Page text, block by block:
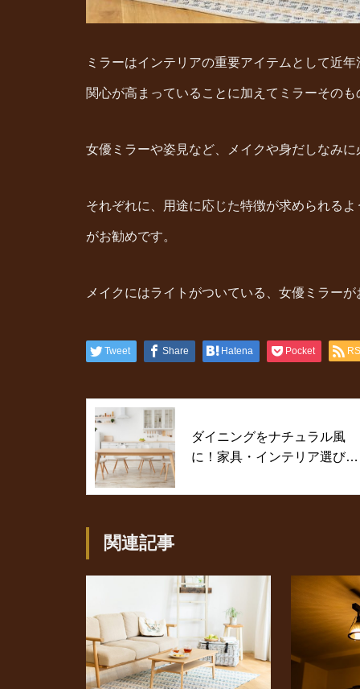
ミラーはインテリアの重要アイテムとして近
関心が高まっていることに加えてミラーその
女優ミラーや姿見など、メイクや身だしなみ
それぞれに、用途に応じた特徴が求められる
がお勧めです。
メイクにはライトがついている、女優ミラー
Tweet Share Hatena Pocket
ダイニングをナチュラル風
に！家具・インテリア選びの
関連記事